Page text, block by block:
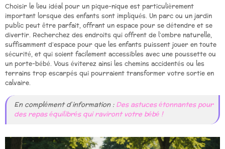
Choisir le lieu idéal pour un pique-nique est particulièrement
important lorsque des enfants sont impliqués. Un parc ou un jardin
public peut être parfait, offrant un espace pour se détendre et se
divertir. Recherchez des endroits qui offrent de l’ombre naturelle,
suffisamment d’espace pour que les enfants puissent jouer en toute
sécurité, et qui soient facilement accessibles avec une poussette ou
un porte-bébé. Vous éviterez ainsi les chemins accidentés ou les
terrains trop escarpés qui pourraient transformer votre sortie en
calvaire.
En complément d’information :Des astuces étonnantes pour
des repas équilibrés qui raviront votre bébé !